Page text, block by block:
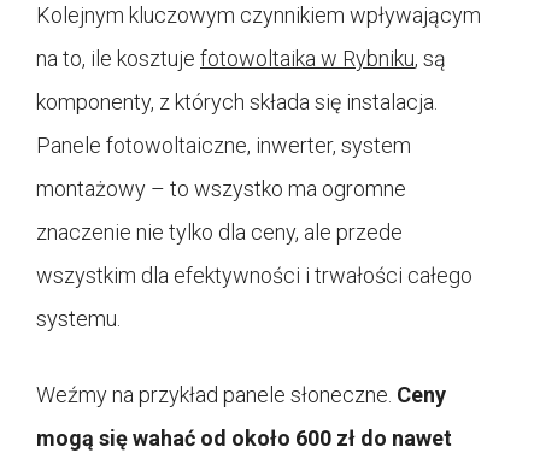
Kolejnym kluczowym czynnikiem wpływającym
na to, ile kosztuje fotowoltaika w Rybniku, są
komponenty, z których składa się instalacja.
Panele fotowoltaiczne, inwerter, system
montażowy – to wszystko ma ogromne
znaczenie nie tylko dla ceny, ale przede
wszystkim dla efektywności i trwałości całego
systemu.
Weźmy na przykład panele słoneczne. Ceny
mogą się wahać od około 600 zł do nawet